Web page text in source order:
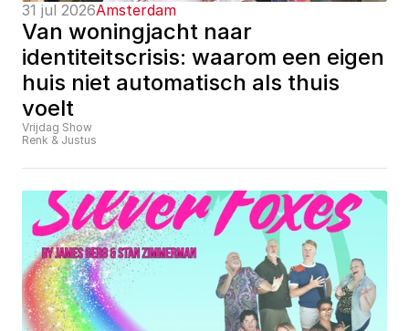
31 jul 2026Amsterdam
Van woningjacht naar
identiteitscrisis: waarom een eigen
huis niet automatisch als thuis
voelt
Vrijdag Show
Renk & Justus